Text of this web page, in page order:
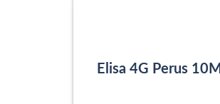
Elisa 4G Perus 10M